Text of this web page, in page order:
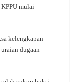
KPPU mulai
kelengkapan
dugaan